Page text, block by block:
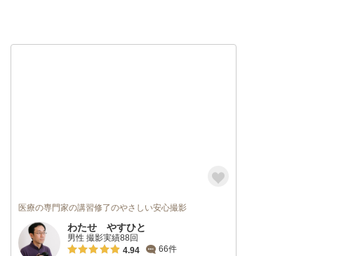
医療の専門家の講習修了のやさしい安心撮影
わたせ やすひと
男性 撮影実績88回
4.94
66件